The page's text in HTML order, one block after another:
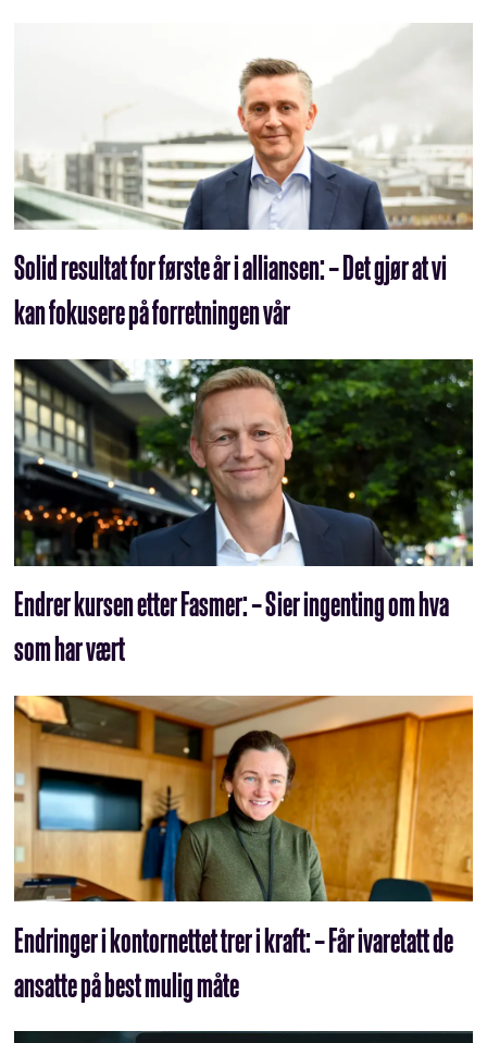
Solid resultat for første år i alliansen: – Det gjør at vi
kan fokusere på forretningen vår
Endrer kursen etter Fasmer: – Sier ingenting om hva
som har vært
Endringer i kontornettet trer i kraft: – Får ivaretatt de
ansatte på best mulig måte